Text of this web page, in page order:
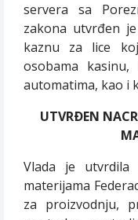
servera sa
zakona utvrđen
kaznu za lice
osobama
automatima, kao i
UTVRÐEN
Vlada je utvrdila
materijama
za proizvodnju,